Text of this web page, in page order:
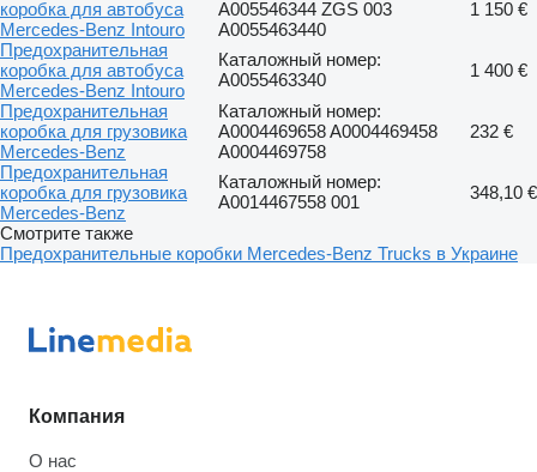
коробка для автобуса
Mercedes-Benz Intouro
A005546344 ZGS 003
A0055463440
1 150 €
Предохранительная
коробка для автобуса
Mercedes-Benz Intouro
Каталожный номер:
A0055463340
1 400 €
Предохранительная
коробка для грузовика
Mercedes-Benz
Каталожный номер:
A0004469658 A0004469458
A0004469758
232 €
Предохранительная
коробка для грузовика
Mercedes-Benz
Каталожный номер:
A0014467558 001
348,10 €
Смотрите также
Предохранительные коробки Mercedes-Benz Trucks в Украине
Компания
О нас